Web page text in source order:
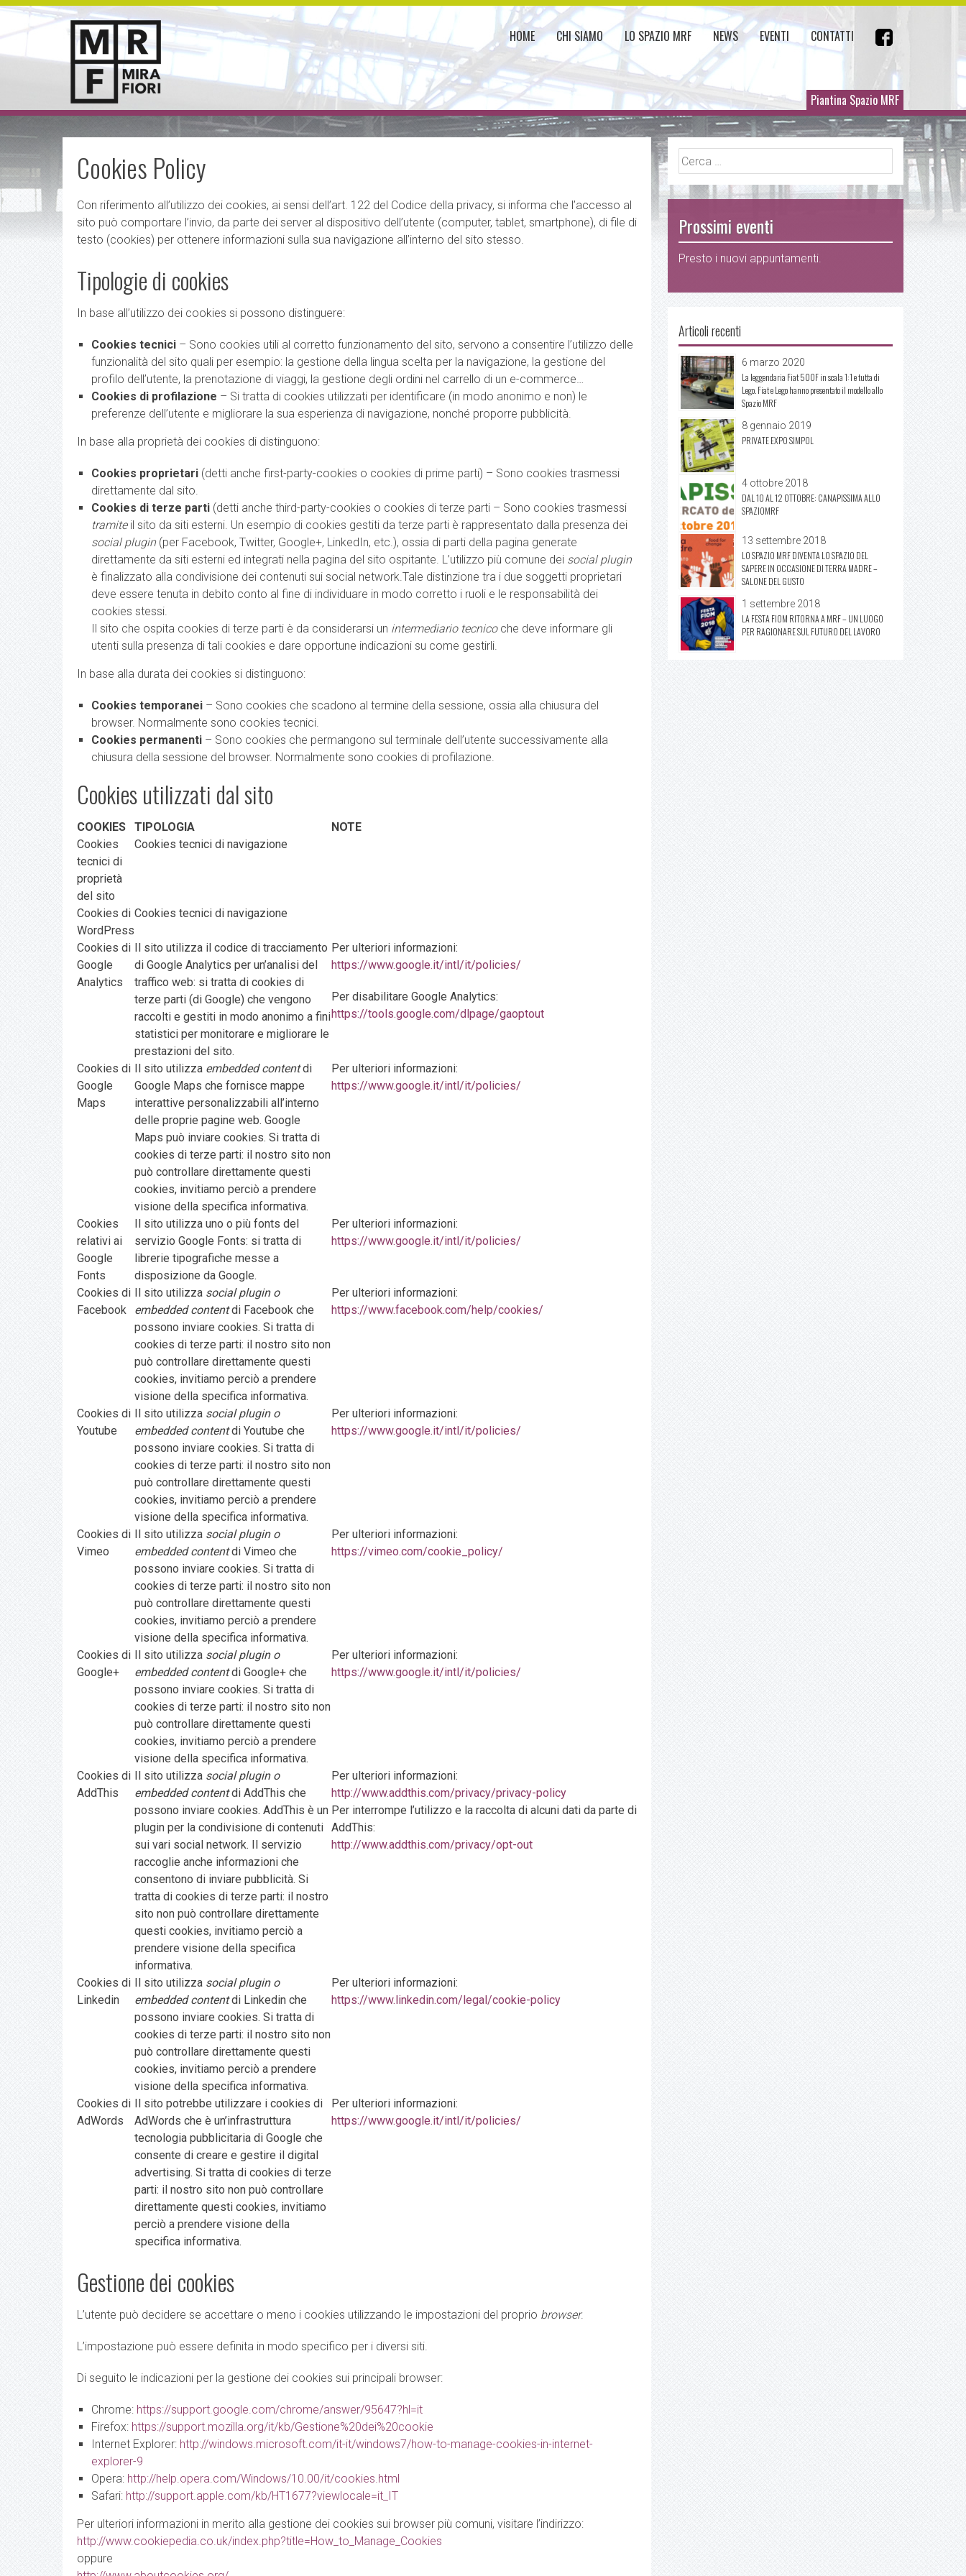
HOME CHI SIAMO LO SPAZIO MRF NEWS EVENTI CONTATTI
Piantina Spazio MRF
Cookies Policy
Con riferimento all’utilizzo dei cookies, ai sensi dell’art. 122 del Codice della privacy, si informa che l’accesso al
sito può comportare l’invio, da parte dei server al dispositivo dell’utente (computer, tablet, smartphone), di file di
testo (cookies) per ottenere informazioni sulla sua navigazione all’interno del sito stesso.
Tipologie di cookies
In base all’utilizzo dei cookies si possono distinguere:
Cookies tecnici – Sono cookies utili al corretto funzionamento del sito, servono a consentire l’utilizzo delle
funzionalità del sito quali per esempio: la gestione della lingua scelta per la navigazione, la gestione del
profilo dell’utente, la prenotazione di viaggi, la gestione degli ordini nel carrello di un e-commerce…
Cookies di profilazione – Si tratta di cookies utilizzati per identificare (in modo anonimo e non) le
preferenze dell’utente e migliorare la sua esperienza di navigazione, nonché proporre pubblicità.
In base alla proprietà dei cookies di distinguono:
Cookies proprietari (detti anche first-party-cookies o cookies di prime parti) – Sono cookies trasmessi
direttamente dal sito.
Cookies di terze parti (detti anche third-party-cookies o cookies di terze parti – Sono cookies trasmessi
tramiteil sito da siti esterni. Un esempio di cookies gestiti da terze parti è rappresentato dalla presenza dei
social plugin(per Facebook, Twitter, Google+, LinkedIn, etc.), ossia di parti della pagina generate
direttamente da siti esterni ed integrati nella pagina del sito ospitante. L’utilizzo più comune dei social plugin
è finalizzato alla condivisione dei contenuti sui social network.Tale distinzione tra i due soggetti proprietari
deve essere tenuta in debito conto al fine di individuare in modo corretto i ruoli e le responsabilità dei
cookies stessi.
Il sito che ospita cookies di terze parti è da considerarsi un intermediario tecnicoche deve informare gli
utenti sulla presenza di tali cookies e dare opportune indicazioni su come gestirli.
In base alla durata dei cookies si distinguono:
Cookies temporanei – Sono cookies che scadono al termine della sessione, ossia alla chiusura del
browser. Normalmente sono cookies tecnici.
Cookies permanenti – Sono cookies che permangono sul terminale dell’utente successivamente alla
chiusura della sessione del browser. Normalmente sono cookies di profilazione.
Cookies utilizzati dal sito
COOKIES TIPOLOGIA
NOTE
Cookies
tecnici di
proprietà
del sito
Cookies tecnici di navigazione
Cookies di
WordPress
Cookies tecnici di navigazione
Cookies di
Google
Analytics
Il sito utilizza il codice di tracciamento
di Google Analytics per un’analisi del
traffico web: si tratta di cookies di
terze parti (di Google) che vengono
raccolti e gestiti in modo anonimo a fini
statistici per monitorare e migliorare le
prestazioni del sito.
Per ulteriori informazioni:
https://www.google.it/intl/it/policies/
Per disabilitare Google Analytics:
https://tools.google.com/dlpage/gaoptout
Cookies di
Google
Maps
Il sito utilizza embedded contentdi
Google Maps che fornisce mappe
interattive personalizzabili all’interno
delle proprie pagine web. Google
Maps può inviare cookies. Si tratta di
cookies di terze parti: il nostro sito non
può controllare direttamente questi
cookies, invitiamo perciò a prendere
visione della specifica informativa.
Per ulteriori informazioni:
https://www.google.it/intl/it/policies/
Cookies
relativi ai
Google
Fonts
Il sito utilizza uno o più fonts del
servizio Google Fonts: si tratta di
librerie tipografiche messe a
disposizione da Google.
Per ulteriori informazioni:
https://www.google.it/intl/it/policies/
Cookies di
Facebook
Il sito utilizza social plugin o
embedded contentdi Facebook che
possono inviare cookies. Si tratta di
cookies di terze parti: il nostro sito non
può controllare direttamente questi
cookies, invitiamo perciò a prendere
visione della specifica informativa.
Per ulteriori informazioni:
https://www.facebook.com/help/cookies/
Cookies di
Youtube
Il sito utilizza social plugin o
embedded contentdi Youtube che
possono inviare cookies. Si tratta di
cookies di terze parti: il nostro sito non
può controllare direttamente questi
cookies, invitiamo perciò a prendere
visione della specifica informativa.
Per ulteriori informazioni:
https://www.google.it/intl/it/policies/
Cookies di
Vimeo
Il sito utilizza social plugin o
embedded contentdi Vimeo che
possono inviare cookies. Si tratta di
cookies di terze parti: il nostro sito non
può controllare direttamente questi
cookies, invitiamo perciò a prendere
visione della specifica informativa.
Per ulteriori informazioni:
https://vimeo.com/cookie_policy/
Cookies di
Google+
Il sito utilizza social plugin o
embedded contentdi Google+ che
possono inviare cookies. Si tratta di
cookies di terze parti: il nostro sito non
può controllare direttamente questi
cookies, invitiamo perciò a prendere
visione della specifica informativa.
Per ulteriori informazioni:
https://www.google.it/intl/it/policies/
Cookies di
AddThis
Il sito utilizza social plugin o
embedded contentdi AddThis che
possono inviare cookies. AddThis è un
plugin per la condivisione di contenuti
sui vari social network. Il servizio
raccoglie anche informazioni che
consentono di inviare pubblicità. Si
tratta di cookies di terze parti: il nostro
sito non può controllare direttamente
questi cookies, invitiamo perciò a
prendere visione della specifica
informativa.
Per ulteriori informazioni:
http://www.addthis.com/privacy/privacy-policy
Per interrompe l’utilizzo e la raccolta di alcuni dati da parte di
AddThis:
http://www.addthis.com/privacy/opt-out
Cookies di
Linkedin
Il sito utilizza social plugin o
embedded contentdi Linkedin che
possono inviare cookies. Si tratta di
cookies di terze parti: il nostro sito non
può controllare direttamente questi
cookies, invitiamo perciò a prendere
visione della specifica informativa.
Per ulteriori informazioni:
https://www.linkedin.com/legal/cookie-policy
Cookies di
AdWords
Il sito potrebbe utilizzare i cookies di
AdWords che è un’infrastruttura
tecnologia pubblicitaria di Google che
consente di creare e gestire il digital
advertising. Si tratta di cookies di terze
parti: il nostro sito non può controllare
direttamente questi cookies, invitiamo
perciò a prendere visione della
specifica informativa.
Per ulteriori informazioni:
https://www.google.it/intl/it/policies/
Gestione dei cookies
L’utente può decidere se accettare o meno i cookies utilizzando le impostazioni del proprio browser.
L’impostazione può essere definita in modo specifico per i diversi siti.
Di seguito le indicazioni per la gestione dei cookies sui principali browser:
Chrome: https://support.google.com/chrome/answer/95647?hl=it
Firefox: https://support.mozilla.org/it/kb/Gestione%20dei%20cookie
Internet Explorer: http://windows.microsoft.com/it-it/windows7/how-to-manage-cookies-in-internet-
explorer-9
Opera: http://help.opera.com/Windows/10.00/it/cookies.html
Safari: http://support.apple.com/kb/HT1677?viewlocale=it_IT
Per ulteriori informazioni in merito alla gestione dei cookies sui browser più comuni, visitare l’indirizzo:
http://www.cookiepedia.co.uk/index.php?title=How_to_Manage_Cookies
oppure
Ricerca
per:
Prossimi eventi
Presto i nuovi appuntamenti.
Articoli recenti
6 marzo 2020
La leggendaria Fiat 500F in scala 1:1 e tutta di
Lego. Fiat e Lego hanno presentato il modello allo
Spazio MRF
8 gennaio 2019
PRIVATE EXPO SIMPOL
4 ottobre 2018
DAL 10 AL 12 OTTOBRE: CANAPISSIMA ALLO
SPAZIOMRF
13 settembre 2018
LO SPAZIO MRF DIVENTA LO SPAZIO DEL
SAPERE IN OCCASIONE DI TERRA MADRE –
SALONE DEL GUSTO
1 settembre 2018
LA FESTA FIOM RITORNA A MRF – UN LUOGO
PER RAGIONARE SUL FUTURO DEL LAVORO